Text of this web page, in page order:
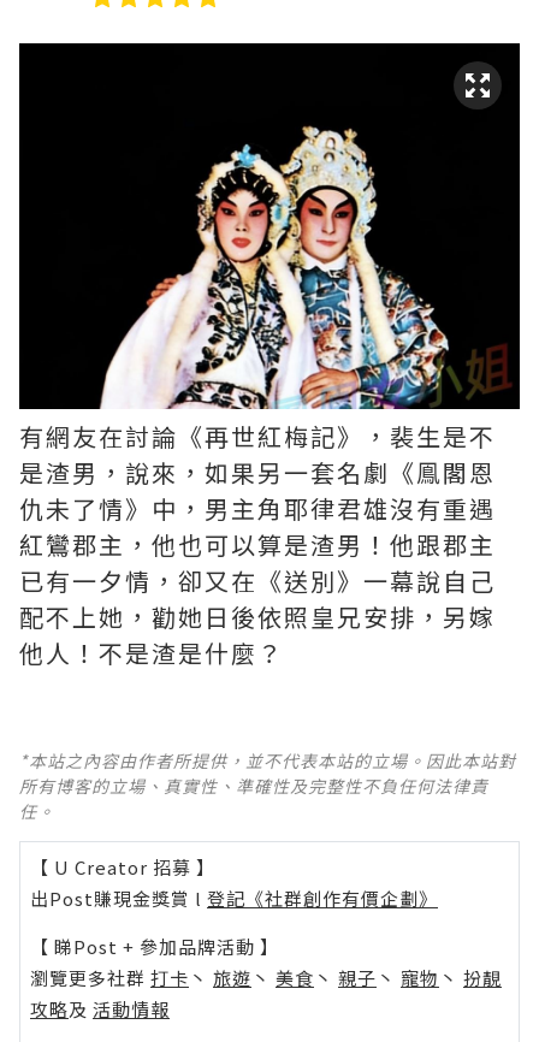
有網友在討論《再世紅梅記》，裴生是不
是渣男，說來，如果另一套名劇《鳯閣恩
仇未了情》中，男主角耶律君雄沒有重遇
紅鸞郡主，他也可以算是渣男！他跟郡主
已有一夕情，卻又在《送別》一幕說自己
配不上她，勸她日後依照皇兄安排，另嫁
他人！不是渣是什麼？ ​​​
*本站之內容由作者所提供，並不代表本站的立場。因此本站對
所有博客的立場、真實性、準確性及完整性不負任何法律責
任。
【 U Creator 招募 】
出Post賺現金獎賞 l 登記《社群創作有價企劃》
【 睇Post + 參加品牌活動 】
瀏覽更多社群 打卡 丶 旅遊 丶 美食 丶 親子 丶 寵物 丶 扮靚
攻略及 活動情報